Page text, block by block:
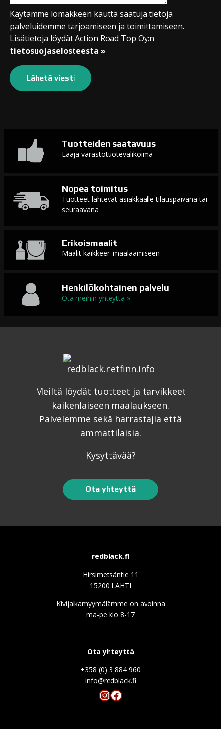
Käytämme lomakkeen kautta saatuja tietoja
palveluidemme tarjoamiseen ja toimittamiseen.
Lisätietoja löydät Action Road Top Oy:n
tietosuojaselosteesta »
Tuotteiden saatavuus
Laaja varastotuotevalikoima
Nopea toimitus
Tuotteet lähtevät asiakkaalle tilauspäivänä tai
seuraavana
Erikoismaalit
Maalit kaikkeen maalaamiseen
Henkilökohtainen palvelu
Ota meihin yhteyttä »
Meiltä löydät tuotteet ja tarvikkeet
kaikenlaiseen maalaukseen.
Palvelemme sekä harrastajia että
ammattilaisia.
Kysyttävää?
Ota yhteyttä
redblack.fi
Hirsimetsäntie 11
15200 LAHTI
Kivijalkamyymälämme on avoinna
ma-pe klo 8-17
Ota yhteyttä
+358 (0) 3 884 960
info@redblack.f
Instagram
Facebook